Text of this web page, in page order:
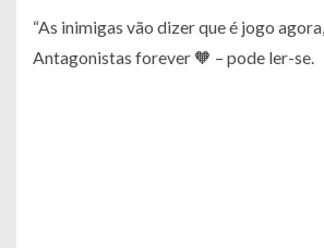
“As inimigas vão dizer que é jogo
Antagonistas forever 🧡 – pode ler-se.